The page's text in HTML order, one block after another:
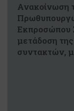
Ανακοίνωση
Εκπροσώπου
μετάδοση
συντακτών,